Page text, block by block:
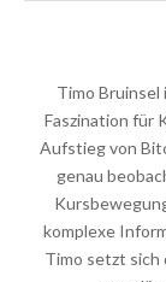
Timo Bruinsel
Faszination für
Aufstieg von
genau
komplexe
Timo setzt sich